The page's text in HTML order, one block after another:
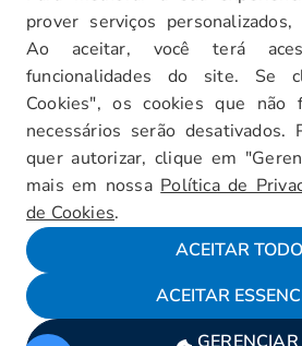
prover serviços
Ao aceitar, você terá
funcionalidades do site. Se
Cookies", os cookies que não
necessários serão desativados.
quer autorizar, clique em
mais em nossa Política de
de Cookies.
ACEITAR
ACEITAR
Intranet
Política de Privacidade
Documentos Institucionais
Faça um Tour Virtual
Blog
Mapa do Site
Fale conosco